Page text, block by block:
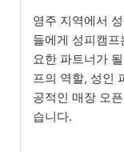
영주 지역에서
들에게 성피캠
요한 파트너가
프의 역할, 성인
공적인 매장 오
습니다.